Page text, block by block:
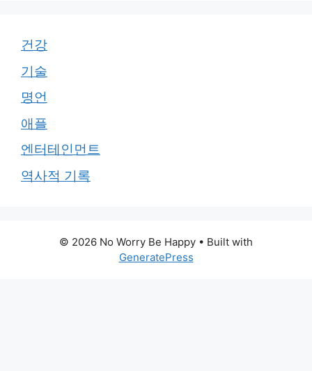
건강
기술
명언
애플
엔터테인먼트
역사적 기록
© 2026 No Worry Be Happy • Built with
GeneratePress